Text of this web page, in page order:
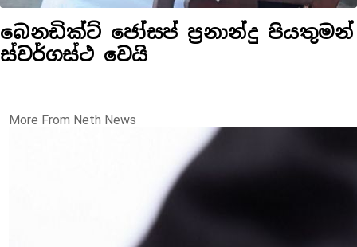
බෙනඩික්ට් ජෝසප් ප්‍රනාන්දු පියතුමන්
ස්වර්ගස්ථ වෙයි
More From Neth News